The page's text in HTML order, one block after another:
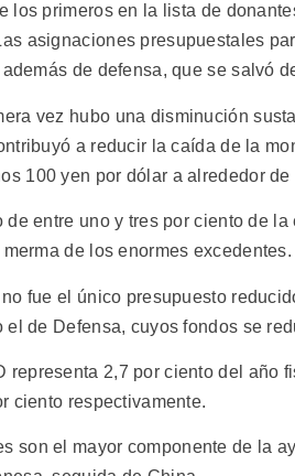
los primeros en la lista de
asignaciones presupuestales
de defensa, que se salvó
vez hubo una disminución
a reducir la caída de la
100 yen por dólar a alrededor de
de entre uno y tres por ciento de
de los enormes excedentes.
fue el único presupuesto
de Defensa, cuyos fondos se
representa 2,7 por ciento del año
ciento respectivamente.
son el mayor componente de la